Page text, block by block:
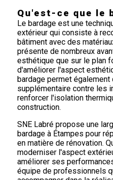
Qu'est-ce que le
Le bardage est une
extérieur qui consiste à
bâtiment avec des
présente de nombreux
esthétique que sur le plan
d'améliorer l'aspect
bardage permet
supplémentaire contre les
renforcer l'isolation
construction.
SNE Labré propose une
bardage à Étampes pour
en matière de rénovation.
moderniser l'aspect
améliorer ses
équipe de professionnels